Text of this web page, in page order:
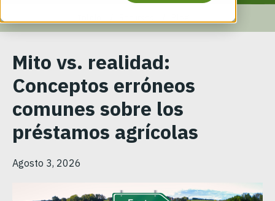
de
navegación
Mito vs. realidad:
Conceptos erróneos
comunes sobre los
préstamos agrícolas
Agosto 3, 2026